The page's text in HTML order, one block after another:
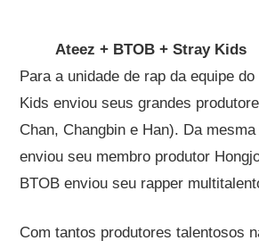
Ateez + BTOB + Stray Kids
Para a unidade de rap da equipe do
Kids enviou seus grandes
Chan, Changbin e Han). Da
enviou seu membro produtor
BTOB enviou seu rapper
Com tantos produtores talentosos